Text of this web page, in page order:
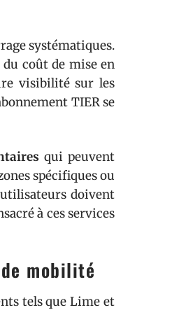
systématiques.
du coût de mise en
visibilité sur les
TIER se
qui peuvent
spécifiques ou
doivent
à ces services
mobilité
tels que Lime et